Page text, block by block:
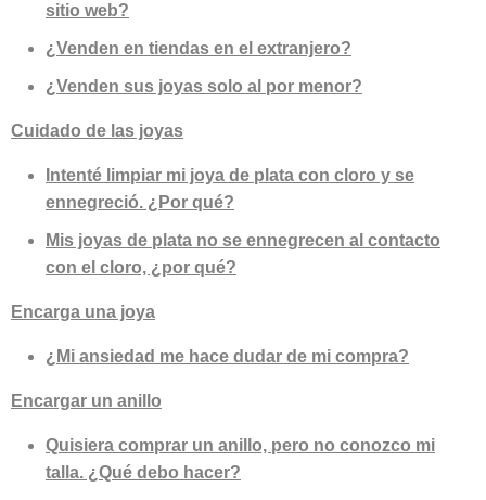
sitio web?
¿Venden en tiendas en el extranjero?
¿Venden sus joyas solo al por menor?
Cuidado de las joyas
Intenté limpiar mi joya de plata con cloro y se
ennegreció. ¿Por qué?
Mis joyas de plata no se ennegrecen al contacto
con el cloro, ¿por qué?
Encarga una joya
¿Mi ansiedad me hace dudar de mi compra?
Encargar un anillo
Quisiera comprar un anillo, pero no conozco mi
talla. ¿Qué debo hacer?